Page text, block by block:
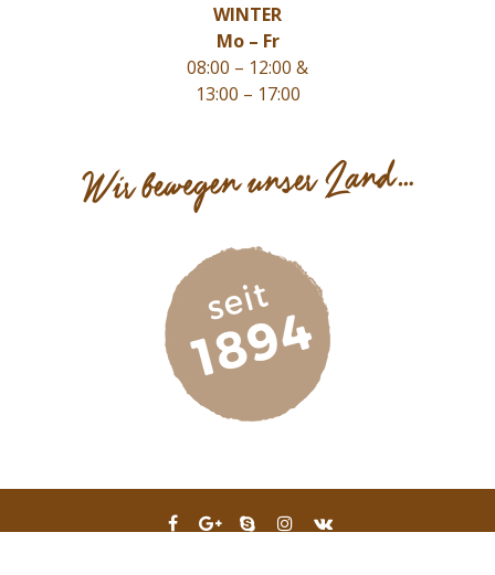
WINTER
Mo – Fr
08:00 – 12:00 &
13:00 – 17:00